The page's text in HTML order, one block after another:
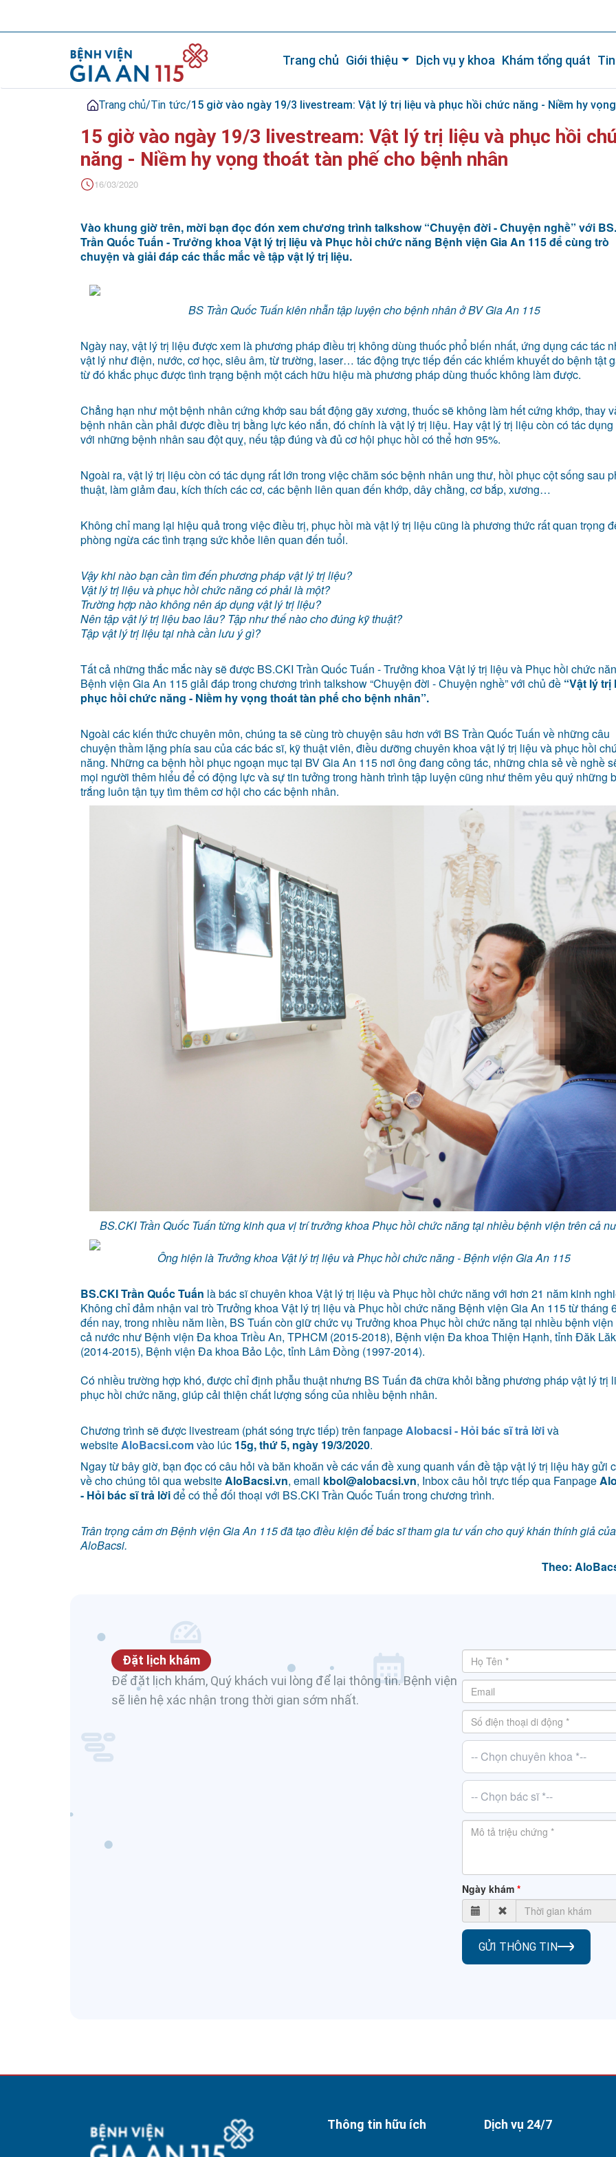
Trang chủ Giới thiệu Dịch vụ y khoa Khám tổng quát
Trang chủ/Tin tức/15 giờ vào ngày 19/3 livestream: Vật lý trị liệu và phục hồi chức năng - Niềm hy
15 giờ vào ngày 19/3 livestream: Vật lý trị liệu và phục hồi
năng - Niềm hy vọng thoát tàn phế cho bệnh nhân
16/03/2020
Vào khung giờ trên, mời bạn đọc đón xem chương trình talkshow “Chuyện đời - Chuyện nghề” với
Trần Quốc Tuấn - Trưởng khoa Vật lý trị liệu và Phục hồi chức năng Bệnh viện Gia An 115 để cùng trò
chuyện và giải đáp các thắc mắc về tập vật lý trị liệu.
BS Trần Quốc Tuấn kiên nhẫn tập luyện cho bệnh nhân ở BV Gia An 115
Ngày nay, vật lý trị liệu được xem là phương pháp điều trị không dùng thuốc phổ biến nhất, ứng dụng các tác
vật lý như điện, nước, cơ học, siêu âm, từ trường, laser… tác động trực tiếp đến các khiếm khuyết do bệnh tật
từ đó khắc phục được tình trạng bệnh một cách hữu hiệu mà phương pháp dùng thuốc không làm được.
Chẳng hạn như một bệnh nhân cứng khớp sau bất động gãy xương, thuốc sẽ không làm hết cứng khớp, thay
bệnh nhân cần phải được điều trị bằng lực kéo nắn, đó chính là vật lý trị liệu. Hay vật lý trị liệu còn có tác
với những bệnh nhân sau đột quỵ, nếu tập đúng và đủ cơ hội phục hồi có thể hơn 95%.
Ngoài ra, vật lý trị liệu còn có tác dụng rất lớn trong việc chăm sóc bệnh nhân ung thư, hồi phục cột sống sau
thuật, làm giảm đau, kích thích các cơ, các bệnh liên quan đến khớp, dây chằng, cơ bắp, xương…
Không chỉ mang lại hiệu quả trong việc điều trị, phục hồi mà vật lý trị liệu cũng là phương thức rất quan trọng
phòng ngừa các tình trạng sức khỏe liên quan đến tuổi.
Vậy khi nào bạn cần tìm đến phương pháp vật lý trị liệu?
Vật lý trị liệu và phục hồi chức năng có phải là một?
Trường hợp nào không nên áp dụng vật lý trị liệu?
Nên tập vật lý trị liệu bao lâu? Tập như thế nào cho đúng kỹ thuật?
Tập vật lý trị liệu tại nhà cần lưu ý gì?
Tất cả những thắc mắc này sẽ được BS.CKI Trần Quốc Tuấn - Trưởng khoa Vật lý trị liệu và Phục hồi chức
Bệnh viện Gia An 115 giải đáp trong chương trình talkshow “Chuyện đời - Chuyện nghề” với chủ đề “Vật lý trị
phục hồi chức năng - Niềm hy vọng thoát tàn phế cho bệnh nhân”.
Ngoài các kiến thức chuyên môn, chúng ta sẽ cùng trò chuyện sâu hơn với BS Trần Quốc Tuấn về những câu
chuyện thầm lặng phía sau của các bác sĩ, kỹ thuật viên, điều dưỡng chuyên khoa vật lý trị liệu và phục hồi
năng. Những ca bệnh hồi phục ngoạn mục tại BV Gia An 115 nơi ông đang công tác, những chia sẻ về nghề
mọi người thêm hiểu để có động lực và sự tin tưởng trong hành trình tập luyện cũng như thêm yêu quý những
trắng luôn tận tụy tìm thêm cơ hội cho các bệnh nhân.
BS.CKI Trần Quốc Tuấn từng kinh qua vị trí trưởng khoa Phục hồi chức năng tại nhiều bệnh viện trên cả
Ông hiện là Trưởng khoa Vật lý trị liệu và Phục hồi chức năng - Bệnh viện Gia An 115
BS.CKI Trần Quốc Tuấn là bác sĩ chuyên khoa Vật lý trị liệu và Phục hồi chức năng với hơn 21 năm kinh
Không chỉ đảm nhận vai trò Trưởng khoa Vật lý trị liệu và Phục hồi chức năng Bệnh viện Gia An 115 từ tháng
đến nay, trong nhiều năm liền, BS Tuấn còn giữ chức vụ Trưởng khoa Phục hồi chức năng tại nhiều bệnh viện
cả nước như Bệnh viện Đa khoa Triều An, TPHCM (2015-2018), Bệnh viện Đa khoa Thiện Hạnh, tỉnh Đăk Lăk
(2014-2015), Bệnh viện Đa khoa Bảo Lộc, tỉnh Lâm Đồng (1997-2014).
Có nhiều trường hợp khó, được chỉ định phẫu thuật nhưng BS Tuấn đã chữa khỏi bằng phương pháp vật lý trị
phục hồi chức năng, giúp cải thiện chất lượng sống của nhiều bệnh nhân.
Chương trình sẽ được livestream (phát sóng trực tiếp) trên fanpageAlobacsi - Hỏi bác sĩ trả lờivà
websiteAloBacsi.comvào lúc 15g, thứ 5, ngày 19/3/2020.
Ngay từ bây giờ, bạn đọc có câu hỏi và băn khoăn về các vấn đề xung quanh vấn đề tập vật lý trị liệu hãy gửi
về cho chúng tôi qua websiteAloBacsi.vn, email kbol@alobacsi.vn, Inbox câu hỏi trực tiếp qua Fanpage
- Hỏi bác sĩ trả lờiđể có thể đối thoại với BS.CKI Trần Quốc Tuấn trong chương trình.
Trân trọng cảm ơn Bệnh viện Gia An 115 đã tạo điều kiện để bác sĩ tham gia tư vấn cho quý khán thính giả của
AloBacsi.
Theo:
Đặt lịch khám
Để đặt lịch khám, Quý khách vui lòng để lại thông tin. Bệnh viện
sẽ liên hệ xác nhận trong thời gian sớm nhất.
-- Chọn chuyên khoa *--
-- Chọn bác sĩ *--
Ngày khám
GỬI THÔNG TIN
Thông tin hữu ích Dịch vụ 24/7